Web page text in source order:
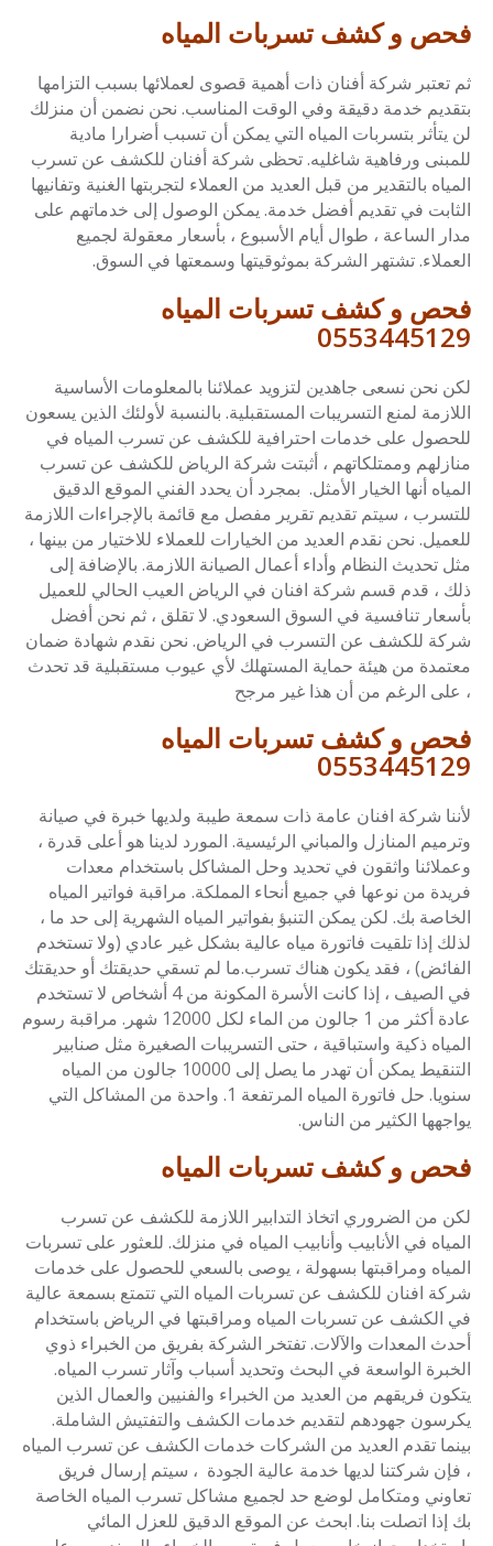
فحص و كشف تسربات المياه
ثم تعتبر شركة أفنان ذات أهمية قصوى لعملائها بسبب التزامها
بتقديم خدمة دقيقة وفي الوقت المناسب. نحن نضمن أن منزلك
لن يتأثر بتسربات المياه التي يمكن أن تسبب أضرارا مادية
للمبنى ورفاهية شاغليه. تحظى شركة أفنان للكشف عن تسرب
المياه بالتقدير من قبل العديد من العملاء لتجربتها الغنية وتفانيها
الثابت في تقديم أفضل خدمة. يمكن الوصول إلى خدماتهم على
مدار الساعة ، طوال أيام الأسبوع ، بأسعار معقولة لجميع
العملاء. تشتهر الشركة بموثوقيتها وسمعتها في السوق.
فحص و كشف تسربات المياه
0553445129
لكن نحن نسعى جاهدين لتزويد عملائنا بالمعلومات الأساسية
اللازمة لمنع التسريبات المستقبلية. بالنسبة لأولئك الذين يسعون
للحصول على خدمات احترافية للكشف عن تسرب المياه في
منازلهم وممتلكاتهم ، أثبتت شركة الرياض للكشف عن تسرب
المياه أنها الخيار الأمثل. بمجرد أن يحدد الفني الموقع الدقيق
للتسرب ، سيتم تقديم تقرير مفصل مع قائمة بالإجراءات اللازمة
للعميل. نحن نقدم العديد من الخيارات للعملاء للاختيار من بينها ،
مثل تحديث النظام وأداء أعمال الصيانة اللازمة. بالإضافة إلى
ذلك ، قدم قسم شركة افنان في الرياض العيب الحالي للعميل
بأسعار تنافسية في السوق السعودي. لا تقلق ، ثم نحن أفضل
شركة للكشف عن التسرب في الرياض. نحن نقدم شهادة ضمان
معتمدة من هيئة حماية المستهلك لأي عيوب مستقبلية قد تحدث
، على الرغم من أن هذا غير مرجح
فحص و كشف تسربات المياه
0553445129
لأننا شركة افنان عامة ذات سمعة طيبة ولديها خبرة في صيانة
وترميم المنازل والمباني الرئيسية. المورد لدينا هو أعلى قدرة ،
وعملائنا واثقون في تحديد وحل المشاكل باستخدام معدات
فريدة من نوعها في جميع أنحاء المملكة. مراقبة فواتير المياه
الخاصة بك. لكن يمكن التنبؤ بفواتير المياه الشهرية إلى حد ما ،
لذلك إذا تلقيت فاتورة مياه عالية بشكل غير عادي (ولا تستخدم
الفائض) ، فقد يكون هناك تسرب.ما لم تسقي حديقتك أو حديقتك
في الصيف ، إذا كانت الأسرة المكونة من 4 أشخاص لا تستخدم
عادة أكثر من 1 جالون من الماء لكل 12000 شهر. مراقبة رسوم
المياه ذكية واستباقية ، حتى التسريبات الصغيرة مثل صنابير
التنقيط يمكن أن تهدر ما يصل إلى 10000 جالون من المياه
سنويا. حل فاتورة المياه المرتفعة 1. واحدة من المشاكل التي
يواجهها الكثير من الناس.
فحص و كشف تسربات المياه
لكن من الضروري اتخاذ التدابير اللازمة للكشف عن تسرب
المياه في الأنابيب وأنابيب المياه في منزلك. للعثور على تسربات
المياه ومراقبتها بسهولة ، يوصى بالسعي للحصول على خدمات
شركة افنان للكشف عن تسربات المياه التي تتمتع بسمعة عالية
في الكشف عن تسربات المياه ومراقبتها في الرياض باستخدام
أحدث المعدات والآلات. تفتخر الشركة بفريق من الخبراء ذوي
الخبرة الواسعة في البحث وتحديد أسباب وآثار تسرب المياه.
يتكون فريقهم من العديد من الخبراء والفنيين والعمال الذين
يكرسون جهودهم لتقديم خدمات الكشف والتفتيش الشاملة.
بينما تقدم العديد من الشركات خدمات الكشف عن تسرب المياه
، فإن شركتنا لديها خدمة عالية الجودة ، سيتم إرسال فريق
تعاوني ومتكامل لوضع حد لجميع مشاكل تسرب المياه الخاصة
بك إذا اتصلت بنا. ابحث عن الموقع الدقيق للعزل المائي